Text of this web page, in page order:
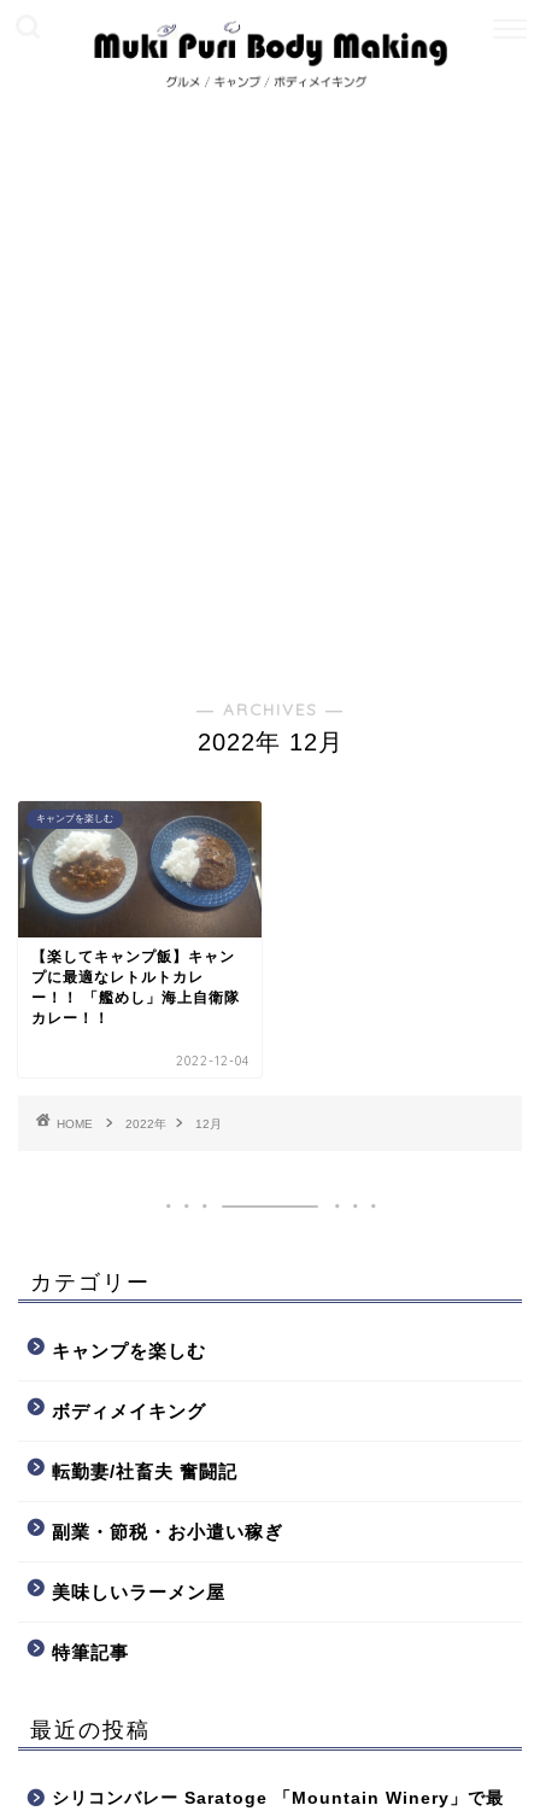
― ARCHIVES ―
2022年 12月
キャンプを楽しむ
【楽してキャンプ飯】キャン
プに最適なレトルトカレ
ー！！ 「艦めし」海上自衛隊
カレー！！
2022-12-04
HOME 2022年 12月
カテゴリー
キャンプを楽しむ
ボディメイキング
転勤妻/社畜夫 奮闘記
副業・節税・お小遣い稼ぎ
美味しいラーメン屋
特筆記事
最近の投稿
シリコンバレー Saratoge 「Mountain Winery」で最